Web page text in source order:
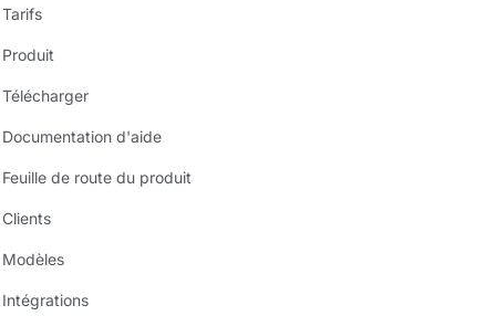
Tarifs
Produit
Télécharger
Documentation d'aide
Feuille de route du produit
Clients
Modèles
Intégrations